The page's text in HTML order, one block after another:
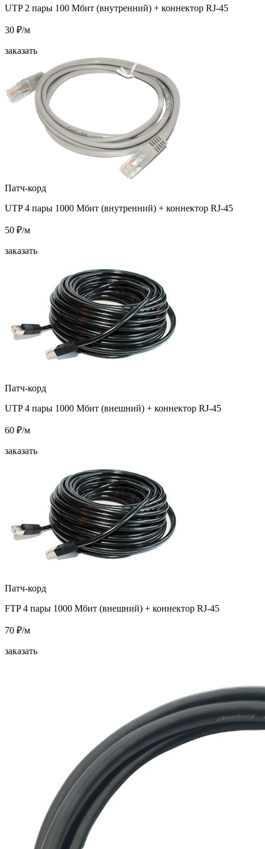
UTP 2 пары 100 Мбит (внутренний) + коннектор RJ-45
30 ₽/м
заказать
Патч-корд
UTP 4 пары 1000 Мбит (внутренний) + коннектор RJ-45
50 ₽/м
заказать
Патч-корд
UTP 4 пары 1000 Мбит (внешний) + коннектор RJ-45
60 ₽/м
заказать
Патч-корд
FTP 4 пары 1000 Мбит (внешний) + коннектор RJ-45
70 ₽/м
заказать